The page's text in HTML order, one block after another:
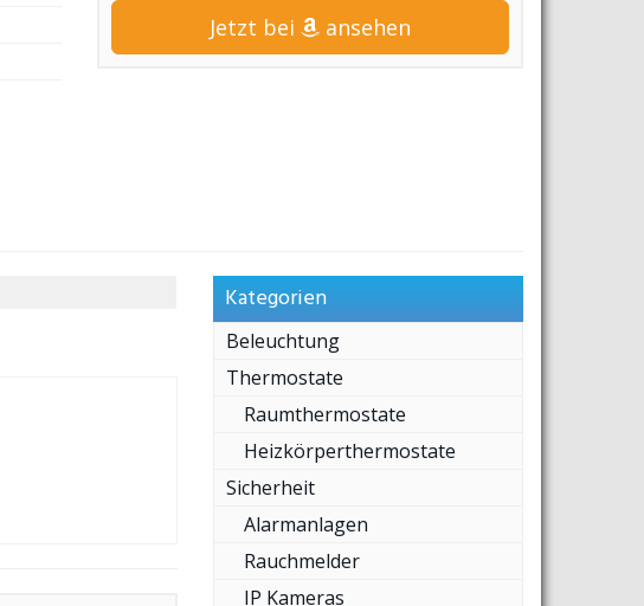
Jetzt bei ansehen
Kategorien
Beleuchtung
Thermostate
Raumthermostate
Heizkörperthermostate
Sicherheit
Alarmanlagen
Rauchmelder
IP Kameras